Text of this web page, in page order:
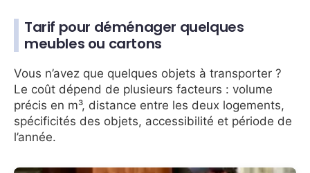
Tarif pour déménager quelques
meubles ou cartons
Vous n’avez que quelques objets à transporter ?
Le coût dépend de plusieurs facteurs : volume
précis en m³, distance entre les deux logements,
spécificités des objets, accessibilité et période de
l’année.